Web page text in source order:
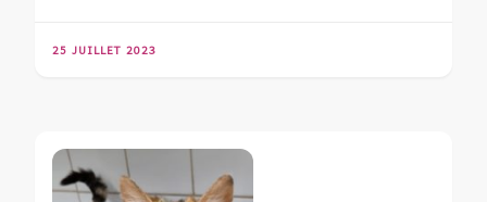
25 JUILLET 2023